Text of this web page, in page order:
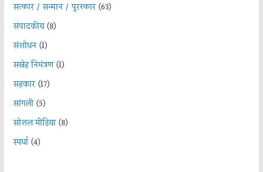
सत्कार / सन्मान / पुरस्कार(63)
संपादकीय(8)
संशोधन(1)
सस्नेह निमंत्रण(1)
सहकार(17)
सांगली(5)
सोशल मीडिया(8)
स्पर्धा(4)